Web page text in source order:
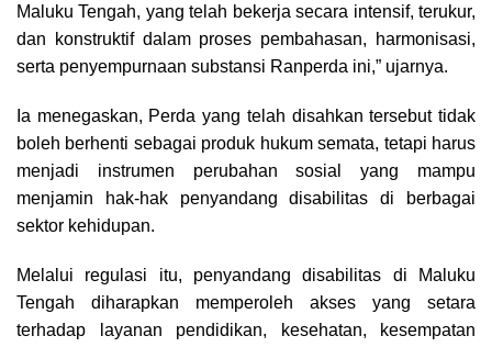
Maluku Tengah, yang telah bekerja secara intensif, terukur,
dan konstruktif dalam proses pembahasan, harmonisasi,
serta penyempurnaan substansi Ranperda ini,” ujarnya.
Ia menegaskan, Perda yang telah disahkan tersebut tidak
boleh berhenti sebagai produk hukum semata, tetapi harus
menjadi instrumen perubahan sosial yang mampu
menjamin hak-hak penyandang disabilitas di berbagai
sektor kehidupan.
Melalui regulasi itu, penyandang disabilitas di Maluku
Tengah diharapkan memperoleh akses yang setara
terhadap layanan pendidikan, kesehatan, kesempatan